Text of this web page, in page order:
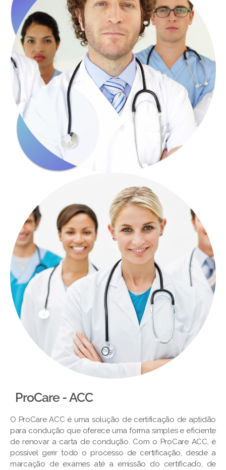
ProCare - ACC
O ProCare ACC é uma solução de certificação de aptidão
para condução que oferece uma forma simples e eficiente
de renovar a carta de condução. Com o ProCare ACC, é
possível gerir todo o processo de certificação, desde a
marcação de exames até a emissão do certificado, de